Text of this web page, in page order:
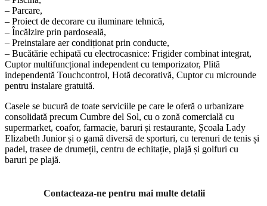
– Parcare,
– Proiect de decorare cu iluminare tehnică,
– Încălzire prin pardoseală,
– Preinstalare aer condiționat prin conducte,
– Bucătărie echipată cu electrocasnice: Frigider combinat integrat,
Cuptor multifuncțional independent cu temporizator, Plită
independentă Touchcontrol, Hotă decorativă, Cuptor cu microunde
pentru instalare gratuită.
Casele se bucură de toate serviciile pe care le oferă o urbanizare
consolidată precum Cumbre del Sol, cu o zonă comercială cu
supermarket, coafor, farmacie, baruri și restaurante, Școala Lady
Elizabeth Junior și o gamă diversă de sporturi, cu terenuri de tenis și
padel, trasee de drumeții, centru de echitație, plajă și golfuri cu
baruri pe plajă.
Contacteaza-ne pentru mai multe detalii